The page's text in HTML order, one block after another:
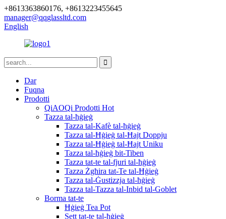
+8613363860176, +8613223455645
manager@qqglassltd.com
English
Dar
Fuqna
Prodotti
QiAOQi Prodotti Hot
Tazza tal-ħġieġ
Tazza tal-Kafè tal-ħġieġ
Tazza tal-Ħġieġ tal-Ħajt Doppju
Tazza tal-Ħġieġ tal-Ħajt Uniku
Tazza tal-ħġieġ bit-Tiben
Tazza tat-te tal-fjuri tal-ħġieġ
Tazza Żgħira tat-Te tal-Ħġieġ
Tazza tal-Ġustizzja tal-ħġieġ
Tazza tal-Tazza tal-Inbid tal-Goblet
Borma tat-te
Ħġieġ Tea Pot
Sett tat-te tal-ħġieġ